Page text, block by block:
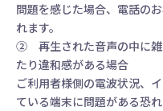
問題を感じた場合、電話の
れます。
② 再生された音声の中に雑
たり違和感がある場合
ご利用者様側の電波状況、
ている端末に問題がある恐れ